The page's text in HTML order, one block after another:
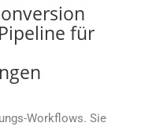
für
Workflows. Sie